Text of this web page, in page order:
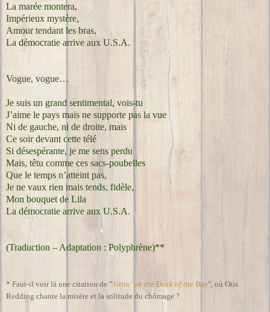
La marée montera,
Impérieux mystère,
Amour tendant les bras,
La démocratie arrive aux U.S.A.
Vogue, vogue…
Je suis un grand sentimental, vois-tu
J’aime le pays mais ne supporte pas la vue
Ni de gauche, ni de droite, mais
Ce soir devant cette télé
Si désespérante, je me sens perdu
Mais, têtu comme ces sacs-poubelles
Que le temps n’atteint pas,
Je ne vaux rien mais tends, fidèle,
Mon bouquet de Lila
La démocratie arrive aux U.S.A.
(Traduction – Adaptation : Polyphrène)**
* Faut-il voir là une citation de "Sittin' on the Dock of the Bay", où Otis
Redding chante la misère et la solitude du chômage ?